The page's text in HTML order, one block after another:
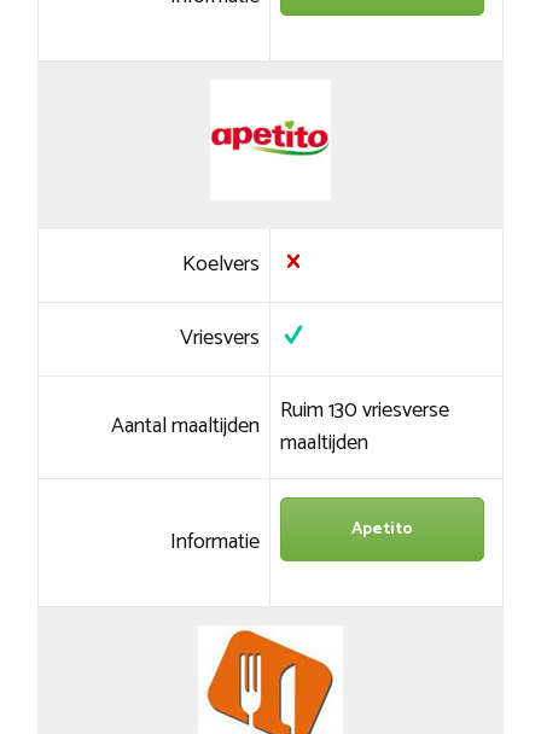
Koelvers
Vriesvers
Aantal maaltijden Ruim 130 vriesverse
maaltijden
Informatie Apetito